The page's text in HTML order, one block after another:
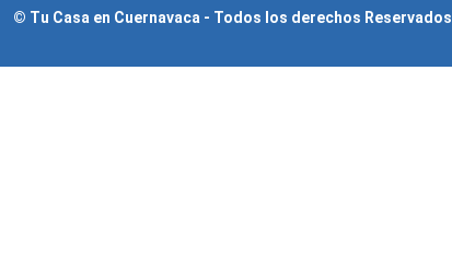
© Tu Casa en Cuernavaca - Todos los derechos Reservados